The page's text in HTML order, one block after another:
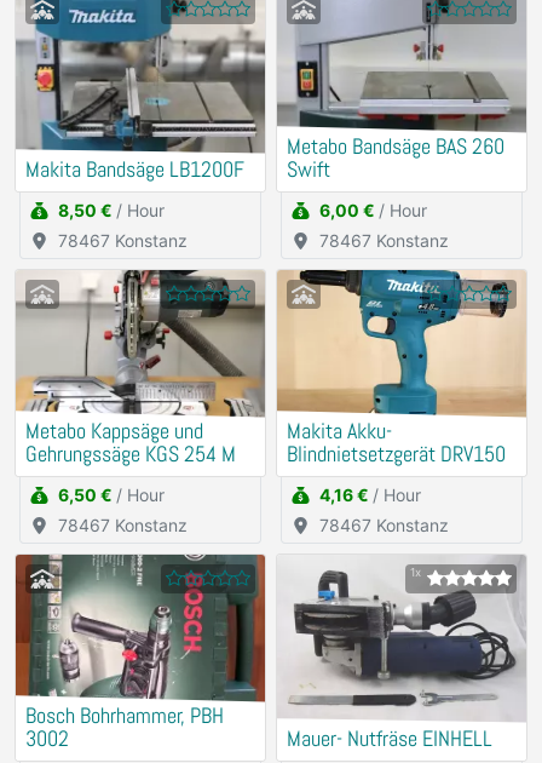
Makita Bandsäge LB1200F
8,50 € / Hour
78467 Konstanz
Metabo Bandsäge BAS 260
Swift
6,00 € / Hour
78467 Konstanz
Metabo Kappsäge und
Gehrungssäge KGS 254 M
6,50 € / Hour
78467 Konstanz
Makita Akku-
Blindnietsetzgerät DRV150
4,16 € / Hour
78467 Konstanz
Bosch Bohrhammer, PBH
3002
1x
Mauer- Nutfräse EINHELL